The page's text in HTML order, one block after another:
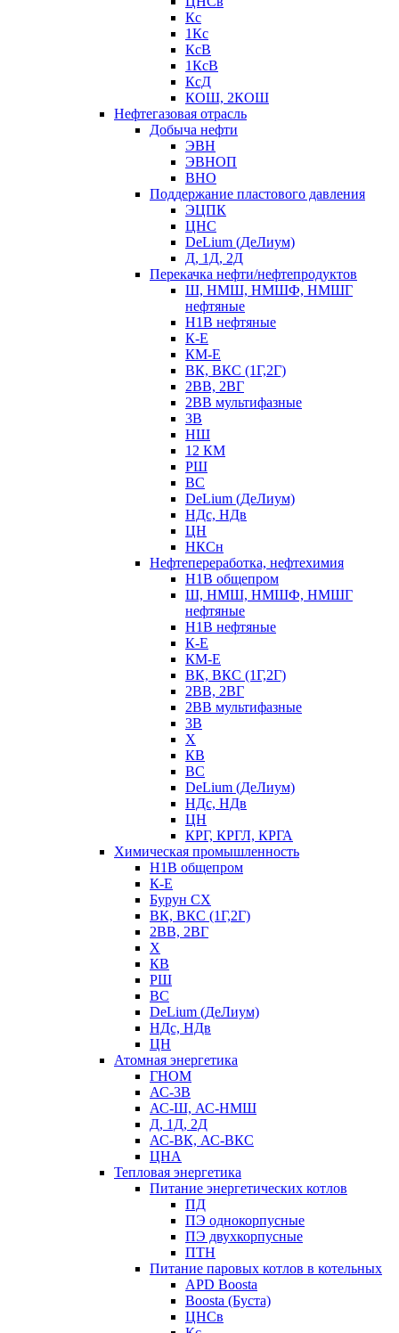
Кс
1Кс
КсВ
1КсВ
КсД
КОШ, 2КОШ
Нефтегазовая отрасль
Добыча нефти
ЭВН
ЭВНОП
ВНО
Поддержание пластового давления
ЭЦПК
ЦНС
DeLium (ДеЛиум)
Д, 1Д, 2Д
Перекачка нефти/нефтепродуктов
Ш, НМШ, НМШФ, НМШГ
нефтяные
Н1В нефтяные
К-Е
КМ-Е
ВК, ВКС (1Г,2Г)
2ВВ, 2ВГ
2ВВ мультифазные
3В
НШ
12 КМ
РШ
ВС
DeLium (ДеЛиум)
НДс, НДв
ЦН
НКСн
Нефтепереработка, нефтехимия
Н1В общепром
Ш, НМШ, НМШФ, НМШГ
нефтяные
Н1В нефтяные
К-Е
КМ-Е
ВК, ВКС (1Г,2Г)
2ВВ, 2ВГ
2ВВ мультифазные
3В
Х
КВ
ВС
DeLium (ДеЛиум)
НДс, НДв
ЦН
КРГ, КРГЛ, КРГА
Химическая промышленность
Н1В общепром
К-Е
Бурун СХ
ВК, ВКС (1Г,2Г)
2ВВ, 2ВГ
Х
КВ
РШ
ВС
DeLium (ДеЛиум)
НДс, НДв
ЦН
Атомная энергетика
ГНОМ
АС-3В
АС-Ш, АС-НМШ
Д, 1Д, 2Д
АС-ВК, АС-ВКС
ЦНА
Тепловая энергетика
Питание энергетических котлов
ПД
ПЭ однокорпусные
ПЭ двухкорпусные
ПТН
Питание паровых котлов в котельных
APD Boosta
Boosta (Буста)
ЦНСв